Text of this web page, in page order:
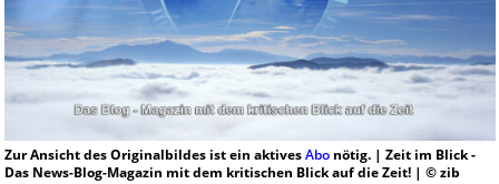
Zur Ansicht des Originalbildes ist ein aktivesAbonötig. | Zeit im Blick -
Das News-Blog-Magazin mit dem kritischen Blick auf die Zeit! | © zib